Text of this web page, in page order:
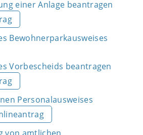
einer Anlage beantragen
Bewohnerparkausweises
Vorbescheids beantragen
Personalausweises